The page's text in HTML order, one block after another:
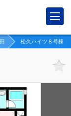
松久ハイツ８号棟